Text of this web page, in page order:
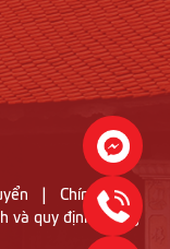
Chính sách
và quy định chung